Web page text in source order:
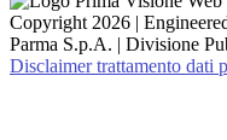
Copyright 2026 |
Parma S.p.A. | Divisione
Disclaimer trattamento dati